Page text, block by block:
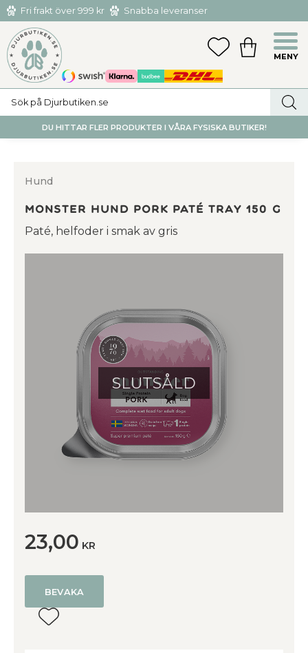
Meny
Fri frakt över 999 kr
Snabba leveranser
Hämta och returnera i butiken i Tumba eller Huddinge C
FAVORITER
KUNDVAGN
DU HITTAR FLER PRODUKTER I VÅRA FYSISKA BUTIKER!
Hund
Monster Hund Pork Paté tray 150 g
Paté, helfoder i smak av gris
SLUTSÅLD
23,00 KR
Lägg till i favoriter
BEVAKA